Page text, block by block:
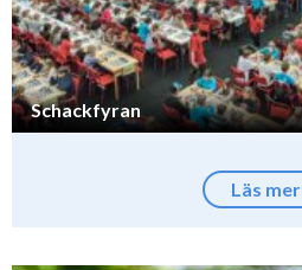
Schackfyran
Läs mer